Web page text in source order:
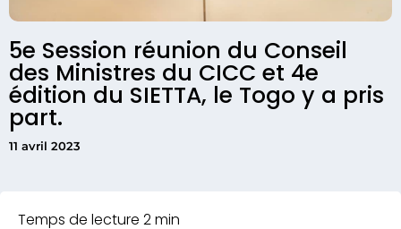
5e Session réunion du Conseil
des Ministres du CICC et 4e
édition du SIETTA, le Togo y a pris
part.
11 avril 2023